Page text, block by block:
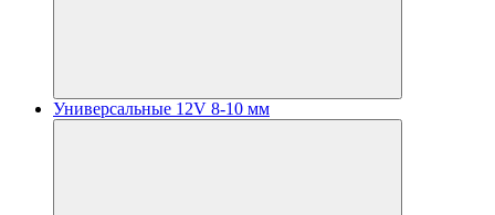
Универсальные 12V 8-10 мм